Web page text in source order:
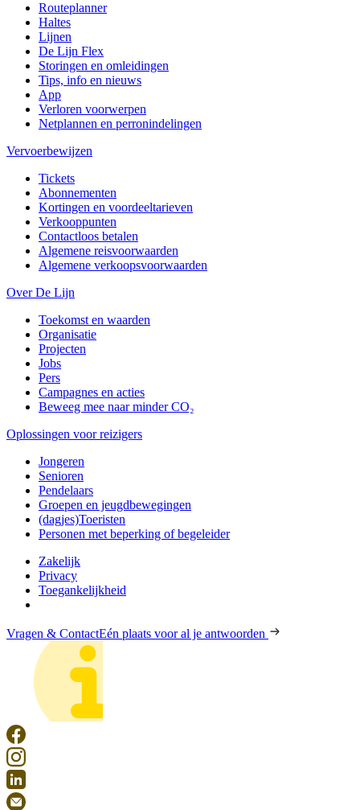
Routeplanner
Haltes
Lijnen
De Lijn Flex
Storingen en omleidingen
Tips, info en nieuws
App
Verloren voorwerpen
Netplannen en perronindelingen
Vervoerbewijzen
Tickets
Abonnementen
Kortingen en voordeeltarieven
Verkooppunten
Contactloos betalen
Algemene reisvoorwaarden
Algemene verkoopsvoorwaarden
Over De Lijn
Toekomst en waarden
Organisatie
Projecten
Jobs
Pers
Campagnes en acties
Beweeg mee naar minder CO₂
Oplossingen voor reizigers
Jongeren
Senioren
Pendelaars
Groepen en jeugdbewegingen
(dagjes)Toeristen
Personen met beperking of begeleider
Zakelijk
Privacy
Toegankelijkheid
Vragen & ContactEén plaats voor al je antwoorden